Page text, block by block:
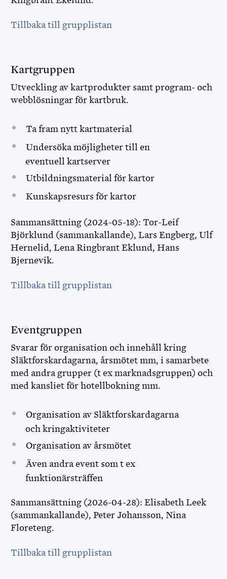
Tillbaka till grupplistan
Kartgruppen
Utveckling av kartprodukter samt program- och
webblösningar för kartbruk.
Ta fram nytt kartmaterial
Undersöka möjligheter till en
eventuell kartserver
Utbildningsmaterial för kartor
Kunskapsresurs för kartor
Sammansättning (2024-05-18): Tor-Leif
Björklund (sammankallande), Lars Engberg, Ulf
Hernelid, Lena Ringbrant Eklund, Hans
Bjernevik.
Tillbaka till grupplistan
Eventgruppen
Svarar för organisation och innehåll kring
Släktforskardagarna, årsmötet mm, i samarbete
med andra grupper (t ex marknadsgruppen) och
med kansliet för hotellbokning mm.
Organisation av Släktforskardagarna
och kringaktiviteter
Organisation av årsmötet
Även andra event som t ex
funktionärsträffen
Sammansättning (2026-04-28): Elisabeth Leek
(sammankallande), Peter Johansson, Nina
Floreteng.
Tillbaka till grupplistan